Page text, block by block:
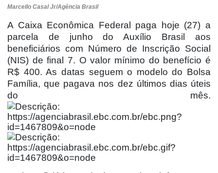
Marcello Casal Jr/Agência Brasil
A Caixa Econômica Federal paga hoje (27) a
parcela de junho do Auxílio Brasil aos
beneficiários com Número de Inscrição Social
(NIS) de final 7. O valor mínimo do benefício é
R$ 400. As datas seguem o modelo do Bolsa
Família, que pagava nos dez últimos dias úteis
do mês.